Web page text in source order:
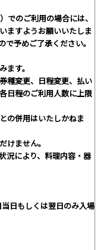
のご利用の場合には、
ますようお願いいたしま
予めご了承ください。
す。
種変更、日程変更、払い
日程のご利用人数に上限
の併用はいたしかねま
けません。
況により、料理内容・器
日もしくは翌日のみ入場